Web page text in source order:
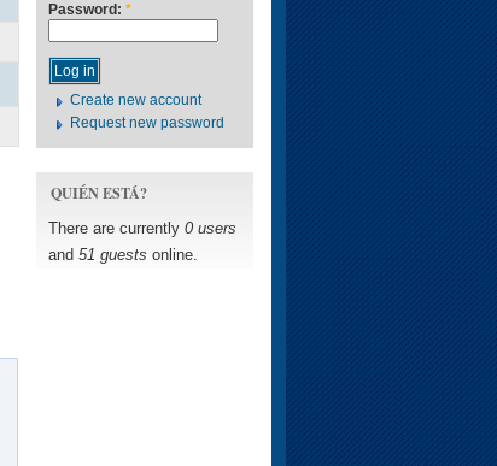
Password: *
Create new account
Request new password
QUIÉN ESTÁ?
There are currently 0 users
and 51 guests online.